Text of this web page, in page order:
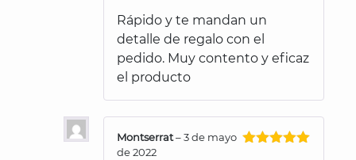
Rápido y te mandan un
detalle de regalo con el
pedido. Muy contento y eficaz
el producto
Montserrat–3 de mayo
de 2022